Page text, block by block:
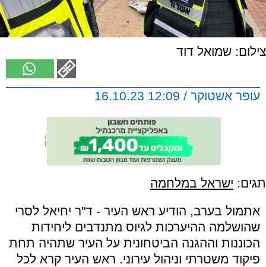
צילום: שמואל דוד
עופר אשטוקר / 12:09 16.10.23
תגים: ישראל במלחמה
אתמול בערב, הודיע ראש העיר - ד"ר יחיאל לסרי
שהושלמה ההיערכות לגיוס מתנדבים ליחידות
הכוננות וההגנה הביטחונית על העיר שתהיה תחת
פיקוד משטרתי וניהול עירוני. ראש העיר קרא לכל